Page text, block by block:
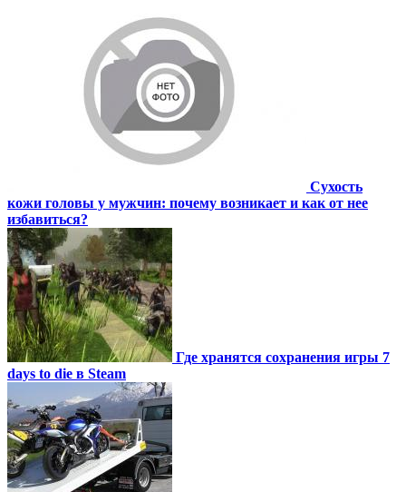
Сухость
кожи головы у мужчин: почему возникает и как от нее
избавиться?
Где хранятся сохранения игры 7
days to die в Steam